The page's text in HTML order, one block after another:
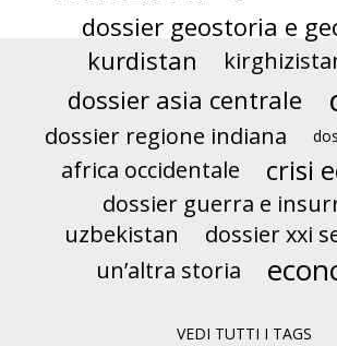
dossier geostoria e
kurdistan
dossier asia centrale
dossier regione indiana
africa occidentale crisi
dossier guerra e
uzbekistan
dossier xxi
un’altra storia
VEDI TUTTI I TAGS